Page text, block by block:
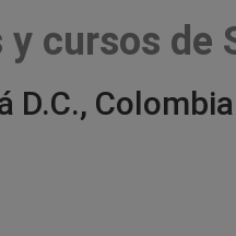
cursos de
D.C., Colombia